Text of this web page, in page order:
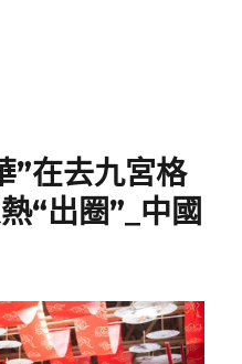
”在去九宮格
“出圈”_中國